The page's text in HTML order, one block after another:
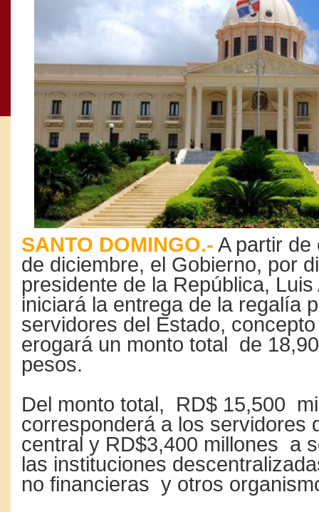
SANTO DOMINGO.- A partir de
de diciembre, el Gobierno, por
presidente de la República, Luis
iniciará la entrega de la regalía
servidores del Estado,
erogará un monto total de
pesos.
Del monto total, RD$ 15,500
corresponderá a los servidores
central y RD$3,400 millones a
las instituciones
no financieras y otros